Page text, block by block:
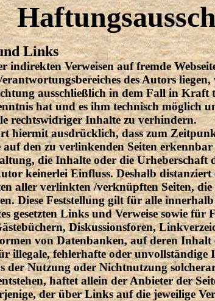
Links
indirekten Verweisen auf fremde
des Autors liegen,
ausschließlich in dem Fall in Kraft
hat und es ihm technisch möglich
rechtswidriger Inhalte zu verhindern.
hiermit ausdrücklich, dass zum
den zu verlinkenden Seiten
die Inhalte oder die
keinerlei Einfluss. Deshalb
aller verlinkten /verknüpften Seiten,
Diese Feststellung gilt für alle innerhalb
gesetzten Links und Verweise sowie
Diskussionsforen,
von Datenbanken, auf deren Inhalt
illegale, fehlerhafte oder unvollständige
der Nutzung oder Nichtnutzung
haftet allein der Anbieter der
der über Links auf die jeweilige